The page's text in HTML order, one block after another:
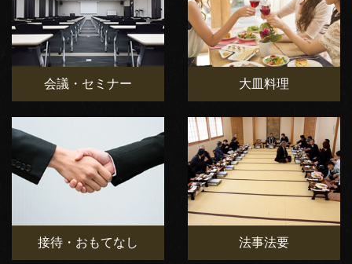
会議・セミナー 大皿料理
接待・おもてなし 法事法要